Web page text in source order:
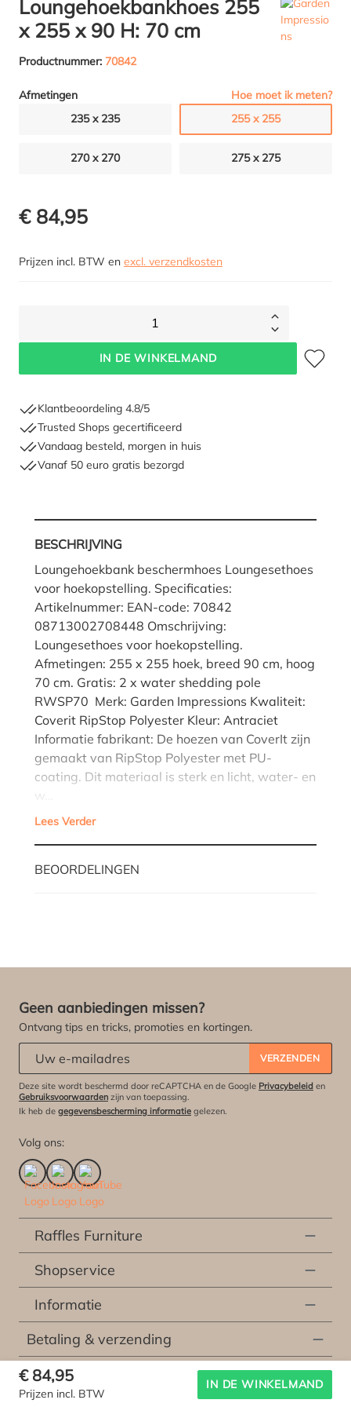
Loungehoekbankhoes 255
x 255 x 90 H: 70 cm
Productnummer: 70842
Afmetingen
Hoe moet ik meten?
235 x 235
255 x 255
270 x 270 275 x 275
€ 84,95
Prijzen incl. BTW en excl. verzendkosten
1
IN DE WINKELMAND
Klantbeoordeling 4.8/5
Trusted Shops gecertificeerd
Vandaag besteld, morgen in huis
Vanaf 50 euro gratis bezorgd
BESCHRIJVING
Loungehoekbank beschermhoes Loungesethoes
voor hoekopstelling. Specificaties:
Artikelnummer: EAN-code: 70842
08713002708448 Omschrijving:
Loungesethoes voor hoekopstelling.
Afmetingen: 255 x 255 hoek, breed 90 cm, hoog
70 cm. Gratis: 2 x water shedding pole
RWSP70 Merk: Garden Impressions Kwaliteit:
Coverit RipStop Polyester Kleur: Antraciet
Informatie fabrikant: De hoezen van CoverIt zijn
gemaakt van RipStop Polyester met PU-
coating. Dit materiaal is sterk en licht, water- en
w…
Lees Verder
BEOORDELINGEN
€ 84,95
Prijzen incl. BTW
IN DE WINKELMAND
Geen aanbiedingen missen?
Ontvang tips en tricks, promoties en kortingen.
VERZENDEN
Deze site wordt beschermd door reCAPTCHA en de Google Privacybeleid en
Gebruiksvoorwaarden zijn van toepassing.
Ik heb de gegevensbescherming informatie gelezen.
Volg ons:
Raffles Furniture
Shopservice
Informatie
Betaling & verzending
* Alle prijzen incl. wettelijke btw excl. verzendingskostenen eventueel kosten voor
levering ter plaatse, tenzij anderszins beschreven